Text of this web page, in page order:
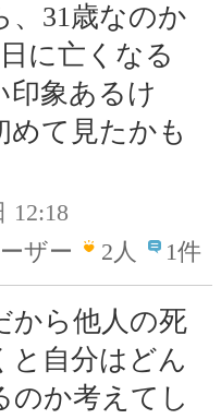
、31歳なのか
に亡くなる
印象あるけ
めて見たかも
12:18
ザー
2人 1件
から他人の死
と自分はどん
のか考えてし